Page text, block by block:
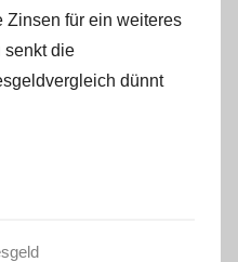
n
L
a
Zinsen für ein weiteres
senkt die
dünnt